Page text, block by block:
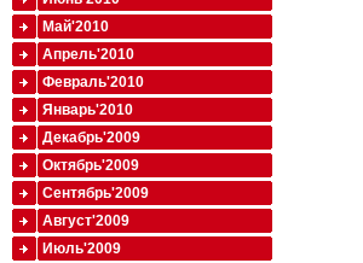
Май'2010
Апрель'2010
Февраль'2010
Январь'2010
Декабрь'2009
Октябрь'2009
Сентябрь'2009
Август'2009
Июль'2009